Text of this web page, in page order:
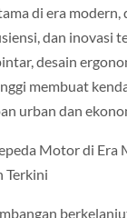
di era modern,
dan inovasi
desain
membuat
urban dan
Motor di Era
Terkini